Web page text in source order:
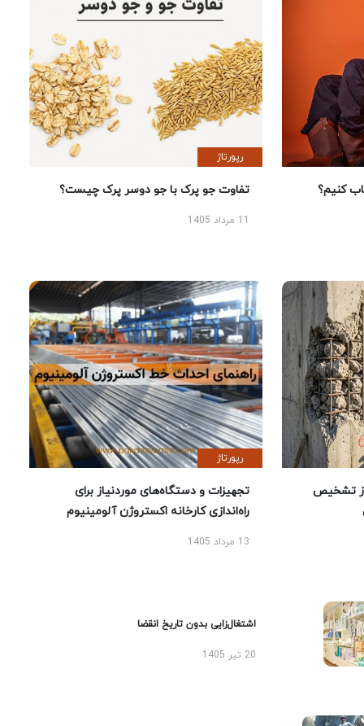
کنیم؟
رپورتاژ
تفاوت جو پرک با جو دوسر پرک چیست؟
تشخیص
رپورتاژ
تجهیزات و دستگاه‌های موردنیاز برای
راه‌اندازی کارخانه اکستروژن آلومینیوم
13 مرداد 1405
اشتغال‌زایی بدون تاریخ انقضا
20 تیر 1405